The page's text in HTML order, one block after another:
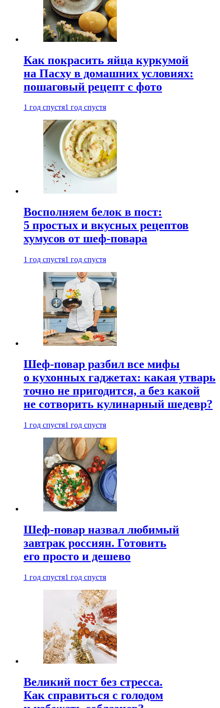
Как покрасить яйца куркумой
на Пасху в домашних условиях:
пошаговый рецепт с фото
1 год спустя1 год спустя
Восполняем белок в пост:
5 простых и вкусных рецептов
хумусов от шеф-повара
1 год спустя1 год спустя
Шеф-повар разбил все мифы
о кухонных гаджетах: какая утварь
точно не пригодится, а без какой
не сотворить кулинарный шедевр?
1 год спустя1 год спустя
Шеф-повар назвал любимый
завтрак россиян. Готовить
его просто и дешево
1 год спустя1 год спустя
Великий пост без стресса.
Как справиться с голодом